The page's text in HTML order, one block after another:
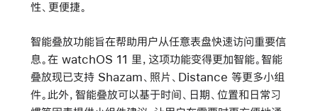
性、更便捷。
智能叠放功能旨在帮助用户从任意表盘快速访问重要信
息。在 watchOS 11 里，这项功能变得更加智能。智能
叠放现已支持 Shazam、照片、Distance 等更多小组
件。此外，智能叠放可以基于时间、日期、位置和日常习